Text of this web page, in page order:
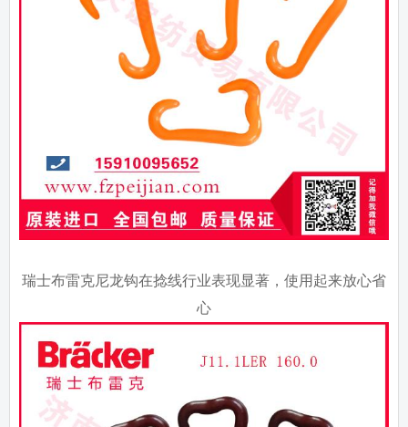
瑞士布雷克尼龙钩在捻线行业表现显著，使用起来放心省
心